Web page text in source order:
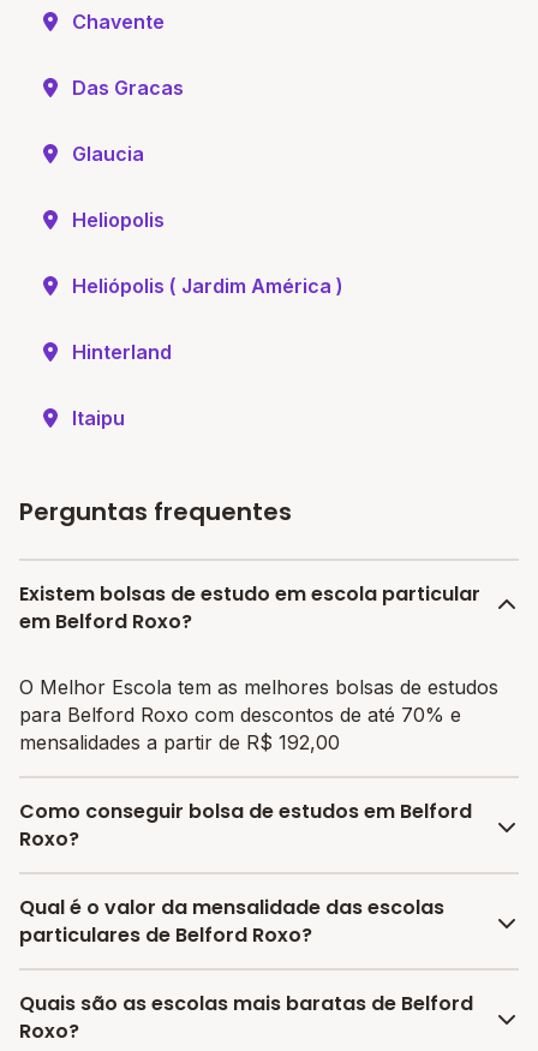
Chavente
Das Gracas
Glaucia
Heliopolis
Heliópolis ( Jardim América )
Hinterland
Itaipu
Perguntas frequentes
Existem bolsas de estudo em escola particular
em Belford Roxo?
O Melhor Escola tem as melhores bolsas de estudos
para Belford Roxo com descontos de até 70% e
mensalidades a partir de R$ 192,00
Como conseguir bolsa de estudos em Belford
Roxo?
O programa de bolsa do Melhor Escola disponibiliza
vagas com até 80% de desconto nas mensalidades.
pré-matrícula no site.
Qual é o valor da mensalidade das escolas
particulares de Belford Roxo?
A média da mensalidade em Belford Roxo é de
R$ 302,28 reais, sendo a mensalidade mais barata
Quais são as escolas mais baratas de Belford
Roxo?